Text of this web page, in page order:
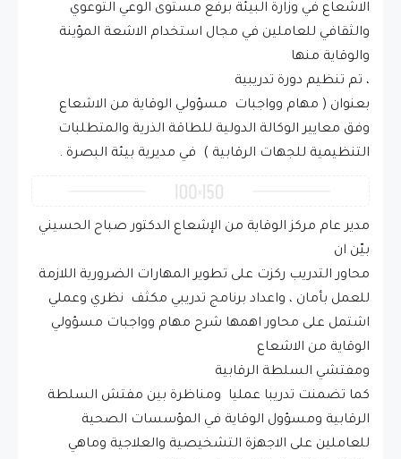
الاشعاع في وزارة البيئة برفع مستوى الوعي التوعوي
والثقافي للعاملين في مجال استخدام الاشعة المؤينة
والوقاية منها
، تم تنظيم دورة تدريبية
بعنوان ( مهام وواجبات مسؤولي الوقاية من الاشعاع
وفق معايير الوكالة الدولية للطاقة الذرية والمتطلبات
التنظيمية للجهات الرقابية ) في مديرية بيئة البصرة .
مدير عام مركز الوقاية من الإشعاع الدكتور صباح الحسيني
بيّن ان
محاور التدريب ركزت على تطوير المهارات الضرورية اللازمة
للعمل بأمان ، واعداد برنامج تدريبي مكثف نظري وعملي
اشتمل على محاور اهمها شرح مهام وواجبات مسؤولي
الوقاية من الاشعاع
ومفتشي السلطة الرقابية
كما تضمنت تدريبا عمليا ومناظرة بين مفتش السلطة
الرقابية ومسؤول الوقاية في المؤسسات الصحية
للعاملين على الاجهزة التشخيصية والعلاجية وماهي